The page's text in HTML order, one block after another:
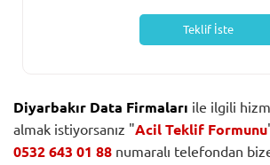
Teklif İste
Diyarbakır Data Firmaları ile ilgili
almak istiyorsanız "Acil Teklif Formunu
0532 643 01 88 numaralı telefondan